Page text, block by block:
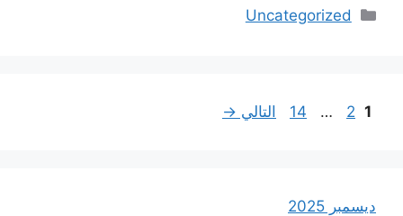
التصنيفات
Uncategorized
Page
1
Page
2
…
Page
14 التالي →
ديسمبر 2025